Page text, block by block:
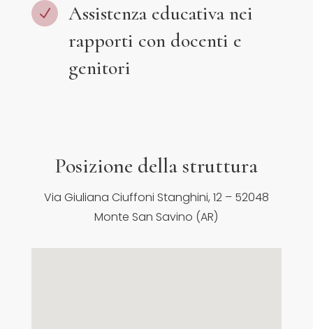
N
Assistenza educativa nei
rapporti con docenti e
genitori
Posizione della struttura
Via Giuliana Ciuffoni Stanghini, 12 – 52048
Monte San Savino (AR)